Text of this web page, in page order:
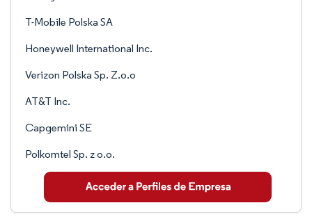
T-Mobile Polska SA
Honeywell International Inc.
Verizon Polska Sp. Z.o.o
AT&T Inc.
Capgemini SE
Polkomtel Sp. z o.o.